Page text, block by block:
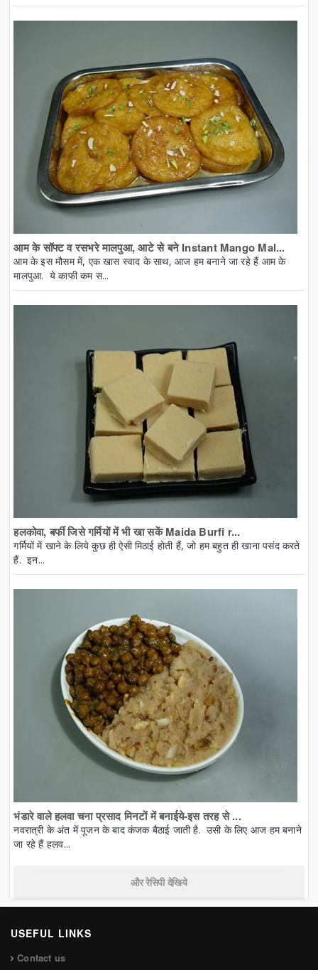
आम के सॉफ्ट व रसभरे मालपुआ, आटे से बने Instant Mango Mal...
आम के इस मौसम में, एक खास स्वाद के साथ, आज हम बनाने जा रहे हैं आम के
मालपुआ. ये काफी कम स...
हलकोवा, बर्फी जिसे गर्मियों में भी खा सकें Maida Burfi r...
गर्मियों में खाने के लिये कुछ ही ऐसी मिठाई होती हैं, जो हम बहुत ही खाना पसंद करते
हैं. इन...
भंडारे वाले हलवा चना प्रसाद मिनटों में बनाईये-इस तरह से ...
नवरात्री के अंत में पूजन के बाद कंजक बैठाई जाती है. उसी के लिए आज हम बनाने
जा रहे हैं हलव...
और रेसिपी देखिये
USEFUL LINKS
Contact us